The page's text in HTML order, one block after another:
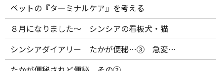
ペットの『ターミナルケア』を考える
８月になりました～ シンシアの看板犬・猫
シンシアダイアリー たかが便秘…③ 急変…